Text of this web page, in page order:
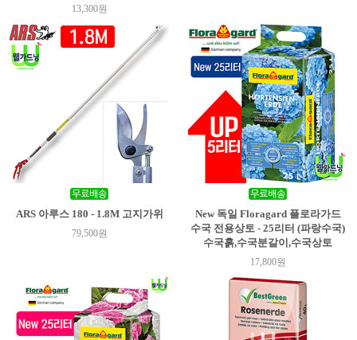
13,300원
ARS 아루스 180 - 1.8M 고지가위
79,500원
New 독일 Floragard 플로라가드
수국 전용상토 - 25리터 (파랑수국)
수국흙,수국분갈이,수국상토
17,800원